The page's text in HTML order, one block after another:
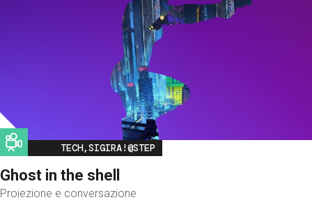
Image
TECH,SIGIRA!@STEP
Ghost in the shell
Proiezione e conversazione